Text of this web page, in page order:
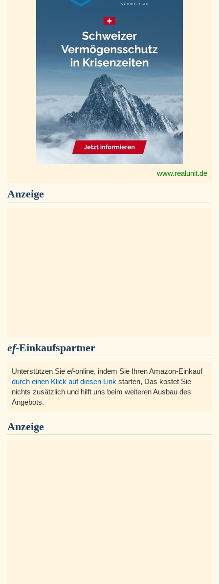
www.realunit.de
Anzeige
ef-Einkaufspartner
Unterstützen Sie ef-online, indem Sie Ihren Amazon-Einkauf
durch einen Klick auf diesen Link starten, Das kostet Sie
nichts zusätzlich und hilft uns beim weiteren Ausbau des
Angebots.
Anzeige